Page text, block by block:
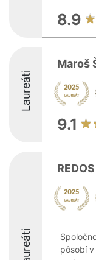
8.9
Laureáti
Maroš
9.1
Laureáti
pôsobí